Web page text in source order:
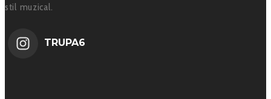
stil muzical.
TRUPA6